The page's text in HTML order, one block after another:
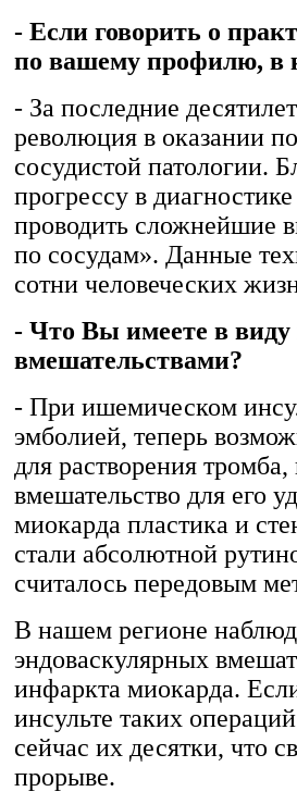
- Если говорить о
по вашему профилю, в
- За последние
революция в оказании
сосудистой патологии.
прогрессу в
проводить сложнейшие
по сосудам». Данные
сотни человеческих
- Что Вы имеете в
вмешательствами?
- При ишемическом
эмболией, теперь
для растворения
вмешательство для его
миокарда пластика и
стали абсолютной
считалось передовым
В нашем регионе
эндоваскулярных
инфаркта миокарда.
инсульте таких
сейчас их десятки, что
прорыве.